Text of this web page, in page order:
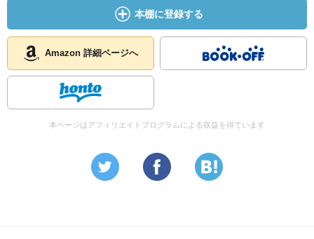
本棚に登録する
Amazon 詳細ページへ
本ページはアフィリエイトプログラムによる収益を得ています